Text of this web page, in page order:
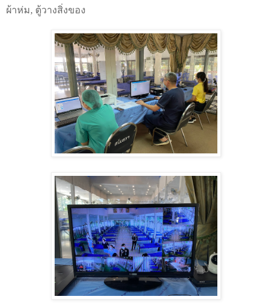
ผ้าห่ม, ตู้วางสิ่งของ